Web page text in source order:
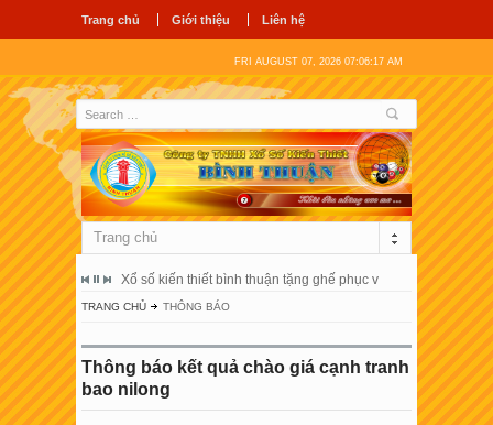
Trang chủ Giới thiệu Liên hệ
FRI AUGUST 07, 2026 07:06:17 AM
Trang chủ
vương Xổ số kiến thiết bình thuận tặng ghế phục vụ người bệnh tại
Công ty
TRANG CHỦ THÔNG BÁO
Thông báo kết quả chào giá cạnh tranh
bao nilong